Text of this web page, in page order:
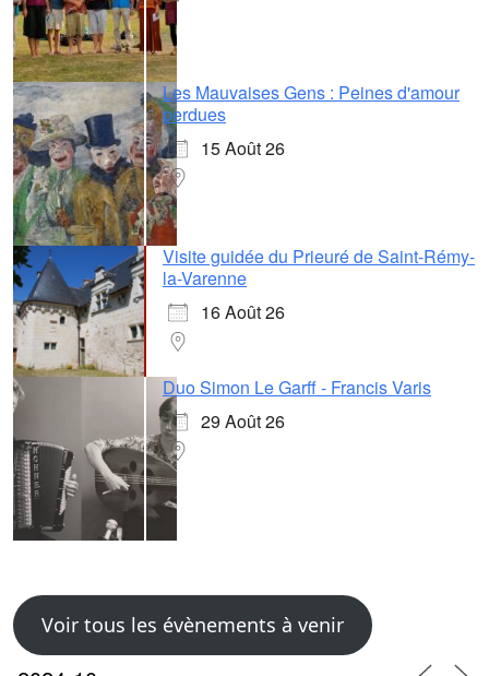
Les Mauvaises Gens : Peines d'amour
perdues
15 Août 26
Visite guidée du Prieuré de Saint-Rémy-
la-Varenne
16 Août 26
Duo Simon Le Garff - Francis Varis
29 Août 26
Voir tous les évènements à venir